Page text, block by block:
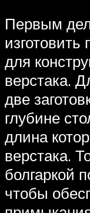
Первым
для
верстака.
две
глубине
длина
верстака.
болгаркой
чтобы